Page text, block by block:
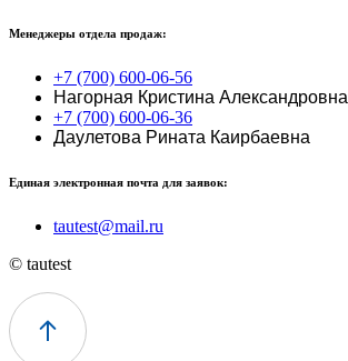
Менеджеры отдела продаж:
+7 (700) 600-06-56
Нагорная Кристина Александровна
+7 (700) 600-06-36
Даулетова Рината Каирбаевна
Единая электронная почта для заявок:
tautest@mail.ru
© tautest